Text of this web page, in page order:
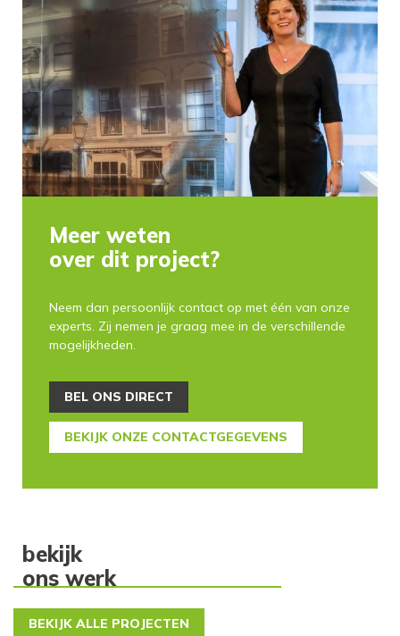
Meer weten
over dit project?
Neem dan persoonlijk contact op met één van onze
experts. Zij nemen je graag mee in de verschillende
mogelijkheden.
BEL ONS DIRECT
BEKIJK ONZE CONTACTGEGEVENS
bekijk
ons werk
BEKIJK ALLE PROJECTEN